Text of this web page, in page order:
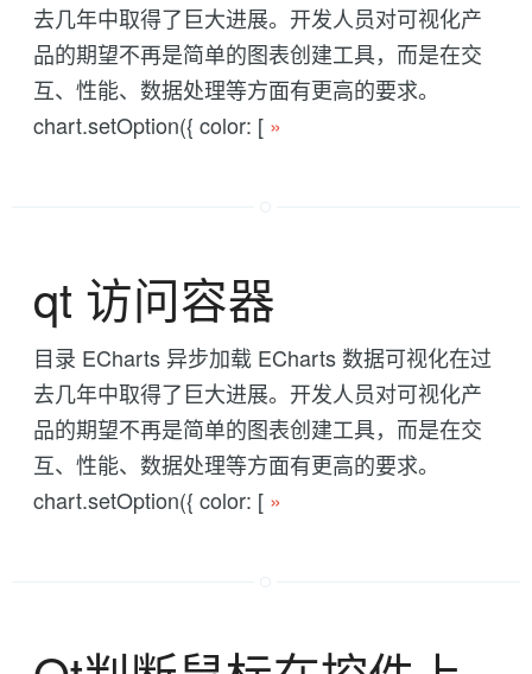
去几年中取得了巨大进展。开发人员对可视化产
品的期望不再是简单的图表创建工具，而是在交
互、性能、数据处理等方面有更高的要求。
chart.setOption({ color: [ »
qt 访问容器
目录 ECharts 异步加载 ECharts 数据可视化在过
去几年中取得了巨大进展。开发人员对可视化产
品的期望不再是简单的图表创建工具，而是在交
互、性能、数据处理等方面有更高的要求。
chart.setOption({ color: [ »